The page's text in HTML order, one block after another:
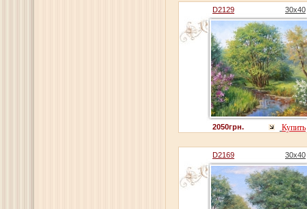
D2129 30x40
2050грн. Купить
D2169 30x40